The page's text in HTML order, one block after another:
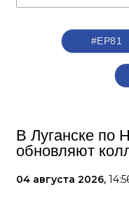
#ЕР81
В Луганске по
обновляют
04 августа 2026,